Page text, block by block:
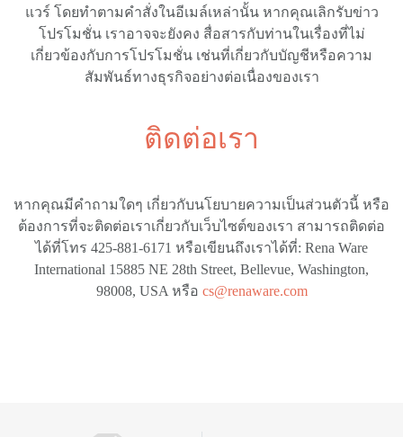
แวร์ โดยทำตามคำสั่งในอีเมล์เหล่านั้น หากคุณเลิกรับข่าว
โปรโมชั่น เราอาจจะยังคง สื่อสารกับท่านในเรื่องที่ไม่
เกี่ยวข้องกับการโปรโมชั่น เช่นที่เกี่ยวกับบัญชีหรือความ
สัมพันธ์ทางธุรกิจอย่างต่อเนื่องของเรา
ติดต่อเรา
หากคุณมีคำถามใดๆ เกี่ยวกับนโยบายความเป็นส่วนตัวนี้ หรือ
ต้องการที่จะติดต่อเราเกี่ยวกับเว็บไซต์ของเรา สามารถติดต่อ
ได้ที่โทร 425-881-6171 หรือเขียนถึงเราได้ที่: Rena Ware
International 15885 NE 28th Street, Bellevue, Washington,
98008, USA หรือ cs@renaware.com